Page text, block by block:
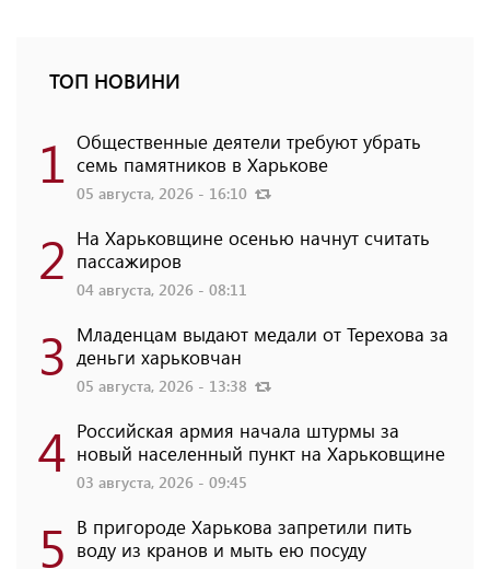
ТОП НОВИНИ
1 Общественные деятели требуют убрать
семь памятников в Харькове
05 августа, 2026 - 16:10
2 На Харьковщине осенью начнут считать
пассажиров
04 августа, 2026 - 08:11
3 Младенцам выдают медали от Терехова за
деньги харьковчан
05 августа, 2026 - 13:38
4 Российская армия начала штурмы за
новый населенный пункт на Харьковщине
03 августа, 2026 - 09:45
5 В пригороде Харькова запретили пить
воду из кранов и мыть ею посуду